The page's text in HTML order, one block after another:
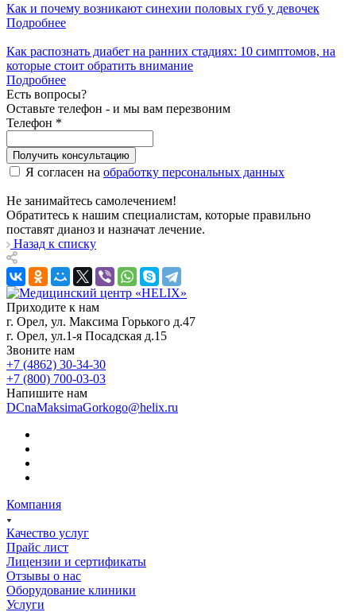
Как и почему возникают синехии половых губ у девочек
Подробнее
Как распознать диабет на ранних стадиях: 10 симптомов, на
которые стоит обратить внимание
Подробнее
Есть вопросы?
Оставьте телефон - и мы вам перезвоним
Телефон *
Получить консультацию
Я согласен на обработку персональных данных
Не занимайтесь самолечением!
Обратитесь к нашим специалистам, которые правильно
поставят дианоз и назначат лечение.
Назад к списку
Приходите к нам
г. Орел, ул. Максима Горького д.47
г. Орел, ул.1-я Посадская д.15
Звоните нам
+7 (4862) 30-34-30
+7 (800) 700-03-03
Напишите нам
DCnaMaksimaGorkogo@helix.ru
Компания
Качество услуг
Прайс лист
Лицензии и сертификаты
Отзывы о нас
Оборудование клиники
Услуги